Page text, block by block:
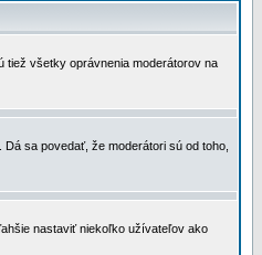
tiež všetky oprávnenia moderátorov na
sa povedať, že moderátori sú od toho,
nastaviť niekoľko užívateľov ako